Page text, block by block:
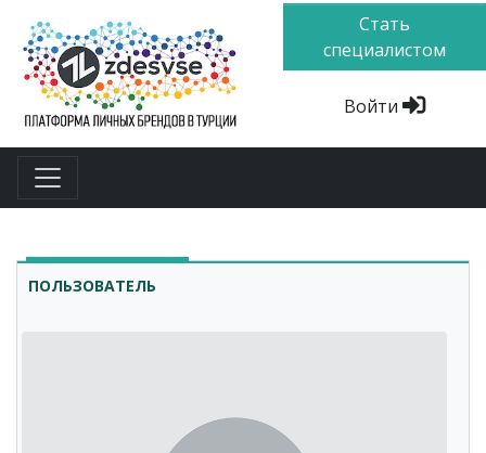
Стать
специалистом
Войти
ПОЛЬЗОВАТЕЛЬ